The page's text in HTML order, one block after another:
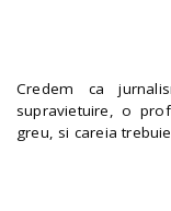
Credem ca
supravietuire, o
greu, si careia